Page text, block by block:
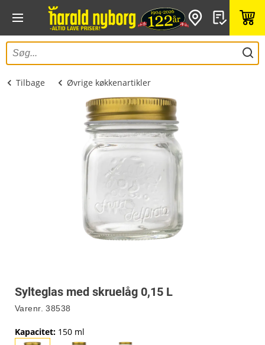
Tilbage Øvrige køkkenartikler
Sylteglas med skruelåg 0,15 L
Varenr. 38538
Kapacitet: 150 ml